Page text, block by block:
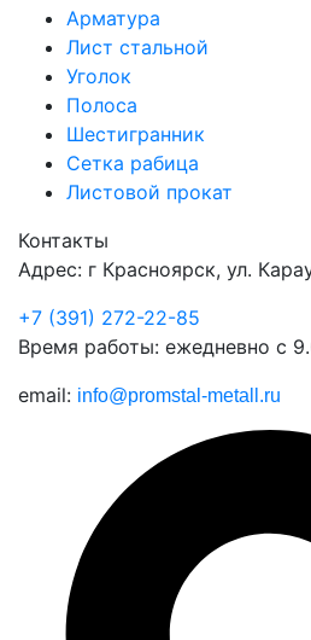
Арматура
Лист стальной
Уголок
Полоса
Шестигранник
Сетка рабица
Листовой прокат
Контакты
Адрес: г Красноярск, ул.
+7 (391) 272-22-85
Время работы: ежедневно с
email: info@promstal-metall.ru